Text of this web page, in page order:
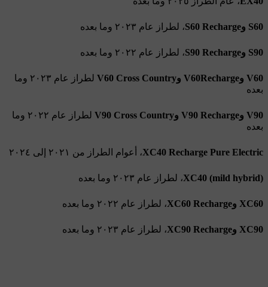
S60 وS60 Recharge ، لطراز عام ٢٠٢٣ وما بعده
S90 وS90 Recharge ، لطراز عام ٢٠٢٢ وما بعده
V60 وV60Recharge وV60 Cross Country
لطراز عام ٢٠٢٣ وما
بعده
V90 وV90 Recharge وV90 Cross Country
لطراز عام ٢٠٢٢ وما
بعده
XC40 Recharge Pure Electric، أعوام الطراز من ٢٠٢١ إلى ٢٠٢٤
XC40 (mild hybrid)، لطراز عام ٢٠٢٣ وما بعده
XC60 وXC60 Recharge ، لطراز عام ٢٠٢٢ وما بعده
XC90 وXC90 Recharge ، لطراز عام ٢٠٢٣ وما بعده